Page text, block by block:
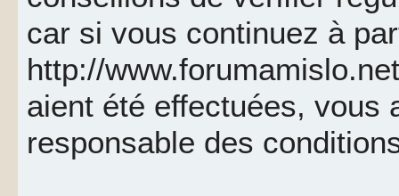
car si vous continuez à
http://
aient été effectuées, vous
responsable des